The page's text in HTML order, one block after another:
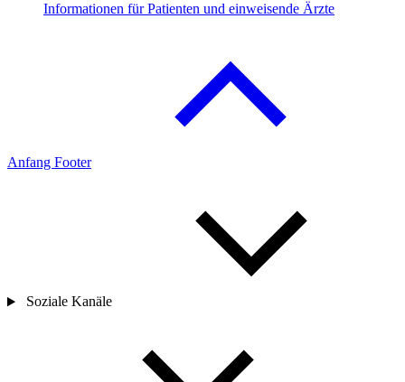
Informationen für Patienten und einweisende Ärzte
Anfang Footer
Soziale Kanäle